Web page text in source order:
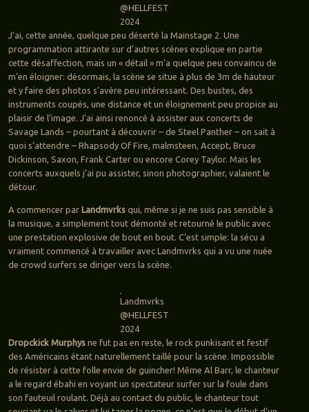
@HELLFEST
2024
J’ai, cette année, quelque peu déserté la Mainstage 2. Une
programmation attirante sur d’autres scènes explique en partie
cette désaffection, mais un « détail » m’a quelque peu convaincu de
m’en éloigner: désormais, la scène se situe à plus de 3m de hauteur
et y faire des photos s’avère peu intéressant. Des bustes, des
instruments coupés, une distance et un éloignement peu propice au
plaisir de l’image. J’ai ainsi renoncé à assister aux concerts de
Savage Lands – pourtant à découvrir – de Steel Panther – on sait à
quoi s’attendre – Rhapsody Of Fire, malmsteen, Accept, Bruce
Dickinson, Saxon, Frank Carter ou encore Corey Taylor. Mais les
concerts auxquels j’ai pu assister, sinon photographier, valaient le
détour.
A commencer par Landmvrks qui, même si je ne suis pas sensible à
la musique, a simplement tout démonté et retourné le public avec
une prestation explosive de bout en bout. C’est simple: la sécu a
vraiment commencé à travailler avec Landmvrks qui a vu une nuée
de crowd surfers se diriger vers la scène.
Landmvrks
@HELLFEST
2024
Dropckick Murphysne fut pas en reste, le rock punkisant et festif
des Américains étant naturellement taillé pour la scène. Impossible
de résister à cette folle envie de guincher! Même Al Barr, le chanteur
a le regard ébahi en voyant un spectateur surfer sur la foule dans
son fauteuil roulant. Déjà au contact du public, le chanteur tout